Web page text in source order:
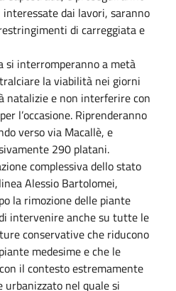
dai lavori, saranno
di carreggiata e
si interromperanno a metà
la viabilità nei giorni
natalizie e non interferire con
l’occasione. Riprenderanno
verso via Macallè, e
290 platani.
complessiva dello stato
Alessio Bartolomei,
la rimozione delle piante
intervenire anche su tutte le
conservative che riducono
medesime e che le
il contesto estremamente
nel quale si